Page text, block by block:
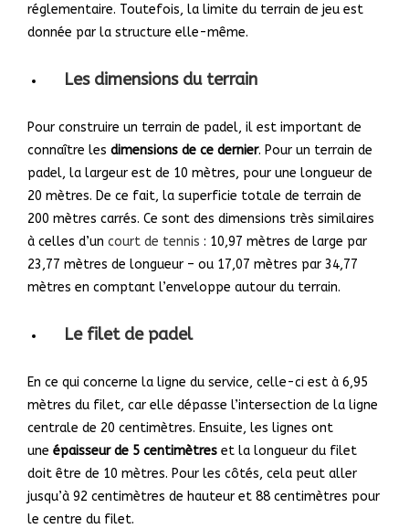
réglementaire. Toutefois, la limite du terrain de jeu est
donnée par la structure elle-même.
Les dimensions du terrain
Pour construire un terrain de padel, il est important de
connaître les dimensions de ce dernier. Pour un terrain de
padel, la largeur est de 10 mètres, pour une longueur de
20 mètres. De ce fait, la superficie totale de terrain de
200 mètres carrés. Ce sont des dimensions très similaires
à celles d’un court de tennis : 10,97 mètres de large par
23,77 mètres de longueur – ou 17,07 mètres par 34,77
mètres en comptant l’enveloppe autour du terrain.
Le filet de padel
En ce qui concerne la ligne du service, celle-ci est à 6,95
mètres du filet, car elle dépasse l’intersection de la ligne
centrale de 20 centimètres. Ensuite, les lignes ont
une épaisseur de 5 centimètres et la longueur du filet
doit être de 10 mètres. Pour les côtés, cela peut aller
jusqu’à 92 centimètres de hauteur et 88 centimètres pour
le centre du filet.